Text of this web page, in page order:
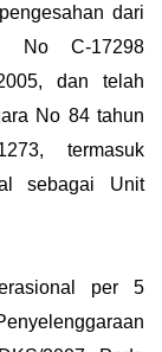
dari
No C-17298
dan telah
No 84 tahun
termasuk
sebagai Unit
per 5